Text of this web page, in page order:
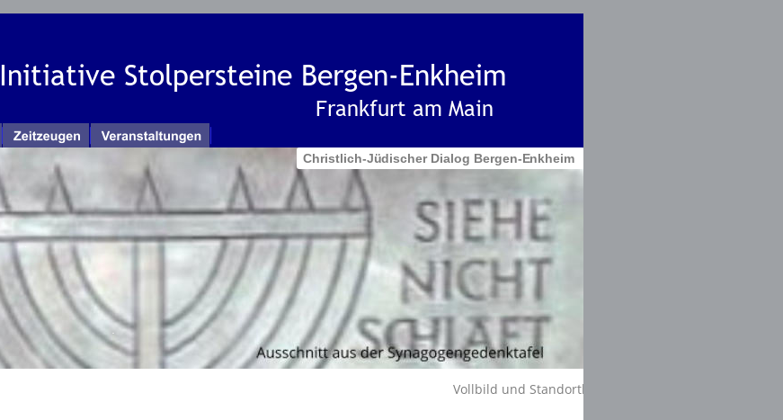
Aktuelles
Vollbild und Standortkarte
Initiative Stolpersteine Bergen-Enkheim
Frankfurt am Main
Christlich-Jüdischer Dialog Bergen-Enkheim